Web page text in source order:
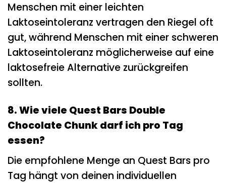
Menschen mit einer leichten
Laktoseintoleranz vertragen den Riegel oft
gut, während Menschen mit einer schweren
Laktoseintoleranz möglicherweise auf eine
laktosefreie Alternative zurückgreifen
sollten.
8. Wie viele Quest Bars Double
Chocolate Chunk darf ich pro Tag
essen?
Die empfohlene Menge an Quest Bars pro
Tag hängt von deinen individuellen